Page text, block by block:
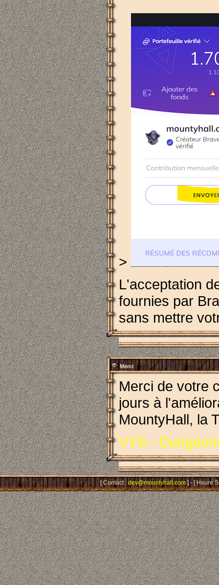
>
L'acceptation
fournies par
sans mettre
Merci
Merci de votre
jours à
MountyHall, la
VYS -
[ Contact :dev@mountyhall.com ] - [ Heure